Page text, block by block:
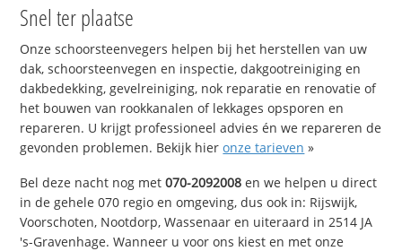
Snel ter plaatse
Onze schoorsteenvegers helpen bij het herstellen van uw
dak, schoorsteenvegen en inspectie, dakgootreiniging en
dakbedekking, gevelreiniging, nok reparatie en renovatie of
het bouwen van rookkanalen of lekkages opsporen en
repareren. U krijgt professioneel advies én we repareren de
gevonden problemen. Bekijk hieronze tarieven »
Bel deze nacht nog met070-2092008 en we helpen u direct
in de gehele 070 regio en omgeving, dus ook in: Rijswijk,
Voorschoten, Nootdorp, Wassenaar en uiteraard in 2514 JA
's-Gravenhage. Wanneer u voor ons kiest en met onze